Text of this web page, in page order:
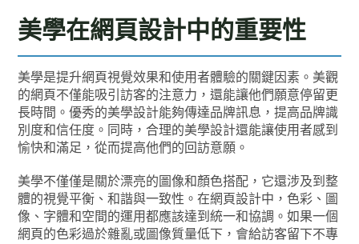
美學在網頁設計中的重要性
美學是提升網頁視覺效果和使用者體驗的關鍵因素。美觀
的網頁不僅能吸引訪客的注意力，還能讓他們願意停留更
長時間。優秀的美學設計能夠傳達品牌訊息，提高品牌識
別度和信任度。同時，合理的美學設計還能讓使用者感到
愉快和滿足，從而提高他們的回訪意願。
美學不僅僅是關於漂亮的圖像和顏色搭配，它還涉及到整
體的視覺平衡、和諧與一致性。在網頁設計中，色彩、圖
像、字體和空間的運用都應該達到統一和協調。如果一個
網頁的色彩過於雜亂或圖像質量低下，會給訪客留下不專